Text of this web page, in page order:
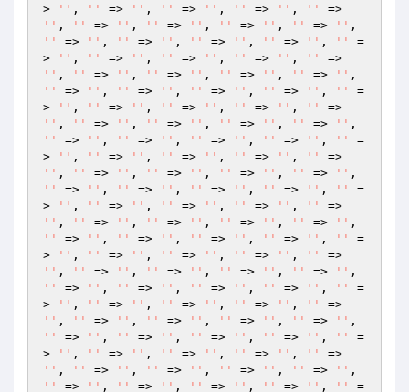
>
'' , '' => '' , '' => '' , '' => '' , ''
'' , '' => '' , '' => '' , '' => '' , '' => ''
''
=> '' , '' => '' , '' => '' , '' => '' , ''
=
>
'' , '' => '' , '' => '' , '' => '' , ''
'' , '' => '' , '' => '' , '' => '' , '' => ''
''
=> '' , '' => '' , '' => '' , '' => '' , ''
=
>
'' , '' => '' , '' => '' , '' => '' , ''
'' , '' => '' , '' => '' , '' => '' , '' => ''
''
=> '' , '' => '' , '' => '' , '' => '' , ''
=
>
'' , '' => '' , '' => '' , '' => '' , ''
'' , '' => '' , '' => '' , '' => '' , '' => ''
''
=> '' , '' => '' , '' => '' , '' => '' , ''
=
>
'' , '' => '' , '' => '' , '' => '' , ''
'' , '' => '' , '' => '' , '' => '' , '' => ''
''
=> '' , '' => '' , '' => '' , '' => '' , ''
=
>
'' , '' => '' , '' => '' , '' => '' , ''
'' , '' => '' , '' => '' , '' => '' , '' => ''
''
=> '' , '' => '' , '' => '' , '' => '' , ''
=
>
'' , '' => '' , '' => '' , '' => '' , ''
'' , '' => '' , '' => '' , '' => '' , '' => ''
''
=> '' , '' => '' , '' => '' , '' => '' , ''
=
>
'' , '' => '' , '' => '' , '' => '' , ''
'' , '' => '' , '' => '' , '' => '' , '' => ''
''
=> '' , '' => '' , '' => '' , '' => '' , '' =